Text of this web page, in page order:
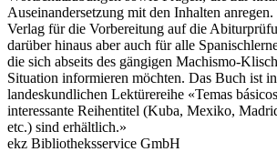
Auseinandersetzung mit den Inhalten
Verlag für die Vorbereitung auf die
darüber hinaus aber auch für alle
die sich abseits des gängigen Machismo-
Situation informieren möchten. Das Buch ist
landeskundlichen Lektürereihe «Temas
interessante Reihentitel (Kuba, Mexiko,
etc.) sind erhältlich.»
ekz Bibliotheksservice GmbH